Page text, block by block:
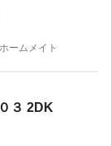
ームメイト
３ 2DK